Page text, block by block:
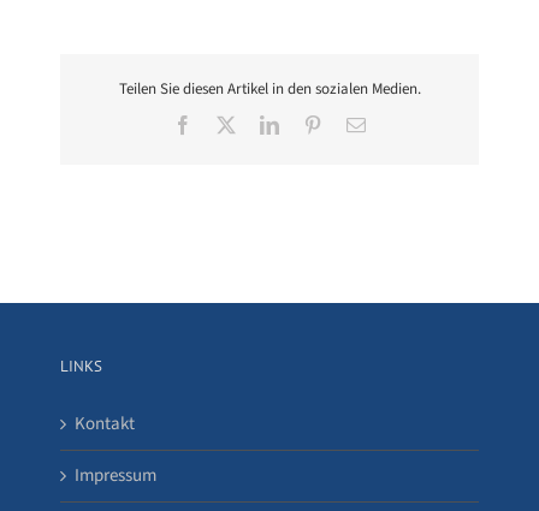
Teilen Sie diesen Artikel in den sozialen Medien.
Facebook LinkedInPinterest
E-
LINKS
Kontakt
Impressum